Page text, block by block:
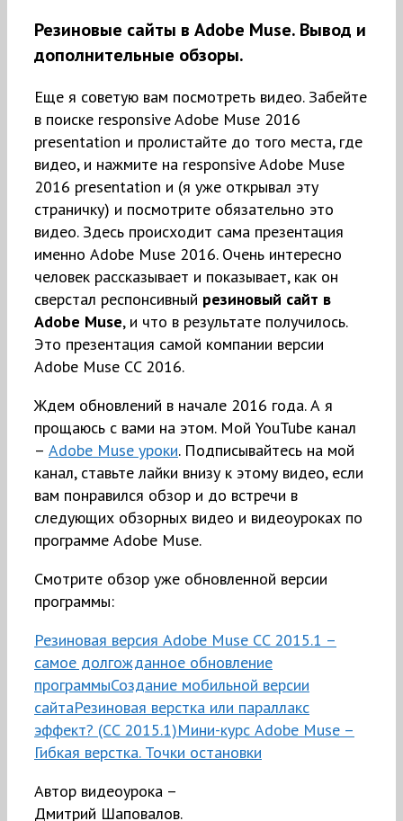
Резиновые сайты в Adobe Muse. Вывод и
дополнительные обзоры.
Еще я советую вам посмотреть видео. Забейте
в поиске responsive Adobe Muse 2016
presentation и пролистайте до того места, где
видео, и нажмите на responsive Adobe Muse
2016 presentation и (я уже открывал эту
страничку) и посмотрите обязательно это
видео. Здесь происходит сама презентация
именно Adobe Muse 2016. Очень интересно
человек рассказывает и показывает, как он
сверстал респонсивный резиновый сайт в
Adobe Muse, и что в результате получилось.
Это презентация самой компании версии
Adobe Muse CC 2016.
Ждем обновлений в начале 2016 года. А я
прощаюсь с вами на этом. Мой YouTube канал
– Adobe Muse уроки. Подписывайтесь на мой
канал, ставьте лайки внизу к этому видео, если
вам понравился обзор и до встречи в
следующих обзорных видео и видеоуроках по
программе Adobe Muse.
Смотрите обзор уже обновленной версии
программы:
Резиновая версия Adobe Muse CC 2015.1 –
самое долгожданное обновление
программыСоздание мобильной версии
сайтаРезиновая верстка или параллакс
эффект? (CC 2015.1)Мини-курс Adobe Muse –
Гибкая верстка. Точки остановки
Автор видеоурока –
Дмитрий Шаповалов.